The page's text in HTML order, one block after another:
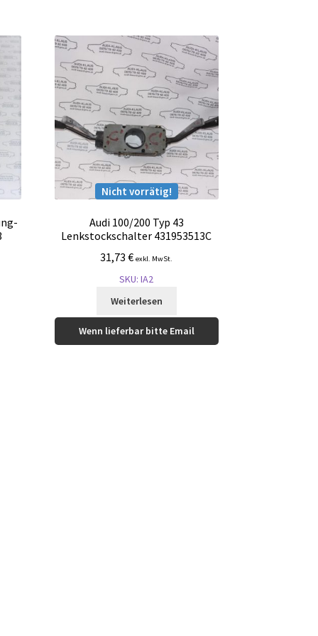
Nicht vorrätig!
Audi 100/200 Typ 43
Lenkstockschalter 431953513C
31,73€ exkl. MwSt.
SKU: IA2
Weiterlesen
Wenn lieferbar bitte Email